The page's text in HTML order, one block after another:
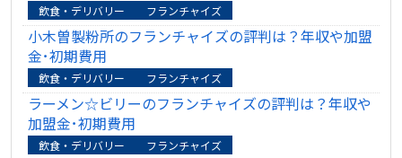
飲食・デリバリー フランチャイズ
小木曽製粉所のフランチャイズの評判は？年収や加盟
金･初期費用
飲食・デリバリー フランチャイズ
ラーメン☆ビリーのフランチャイズの評判は？年収や
加盟金･初期費用
飲食・デリバリー フランチャイズ